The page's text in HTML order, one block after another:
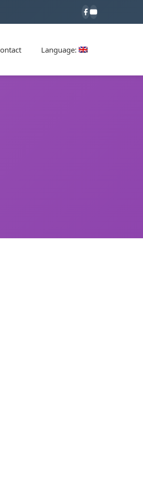
Language: